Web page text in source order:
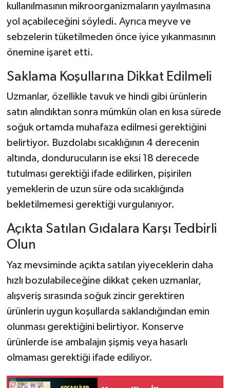
kullanılmasının mikroorganizmaların yayılmasına
yol açabileceğini söyledi. Ayrıca meyve ve
sebzelerin tüketilmeden önce iyice yıkanmasının
önemine işaret etti.
Saklama Koşullarına Dikkat Edilmeli
Uzmanlar, özellikle tavuk ve hindi gibi ürünlerin
satın alındıktan sonra mümkün olan en kısa sürede
soğuk ortamda muhafaza edilmesi gerektiğini
belirtiyor. Buzdolabı sıcaklığının 4 derecenin
altında, dondurucuların ise eksi 18 derecede
tutulması gerektiği ifade edilirken, pişirilen
yemeklerin de uzun süre oda sıcaklığında
bekletilmemesi gerektiği vurgulanıyor.
Açıkta Satılan Gıdalara Karşı Tedbirli
Olun
Yaz mevsiminde açıkta satılan yiyeceklerin daha
hızlı bozulabileceğine dikkat çeken uzmanlar,
alışveriş sırasında soğuk zincir gerektiren
ürünlerin uygun koşullarda saklandığından emin
olunması gerektiğini belirtiyor. Konserve
ürünlerde ise ambalajın şişmiş veya hasarlı
olmaması gerektiği ifade ediliyor.